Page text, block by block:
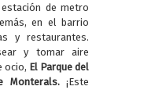
de metro
en el barrio
y restaurantes.
y tomar aire
ocio, El Parque del
Monterals.¡Este